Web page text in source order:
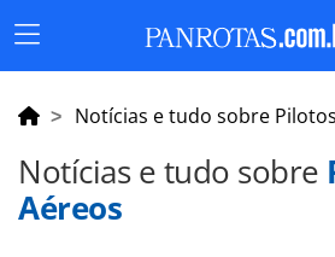
Menu
Principal
Notícias e tudo sobre
Notícias e tudo sobre
Aéreos